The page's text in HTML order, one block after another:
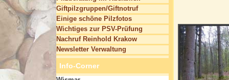
Giftpilzgruppen/Giftnotruf
Einige schöne Pilzfotos
Wichtiges zur PSV-Prüfung
Nachruf Reinhold Krakow
Newsletter Verwaltung
Info-Corner